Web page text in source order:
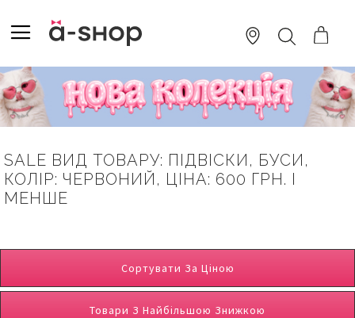
TO
CONTENT
ПОШУК
SALE ВИД ТОВАРУ: ПІДВІСКИ, БУСИ,
КОЛІР: ЧЕРВОНИЙ, ЦІНА: 600 ГРН. І
МЕНШЕ
Сортувати За Ціною
Товари З Найбільшою Знижкою